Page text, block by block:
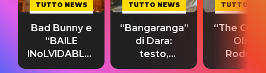
TUTTO NEWS
Bad Bunny e
“BAILE
INoLVIDABLE”:
testo,
TUTTO NEWS
“Bangaranga”
di Dara:
testo,
traduzione e
TUTTO
“The
Olivia
testo,